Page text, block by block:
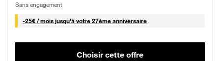
Sans engagement
-25€ / mois25 € par mois
jusqu'à votre 27ème anniversaire
Choisir cette offre